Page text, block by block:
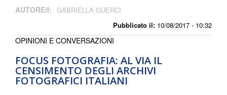
Pubblicato il: 10/08/2017 - 10:32
AUTORE/I: GABRIELLA GUERCI
FOCUS FOTOGRAFIA: AL VIA IL
CENSIMENTO DEGLI ARCHIVI
FOTOGRAFICI ITALIANI
OPINIONI E CONVERSAZIONI